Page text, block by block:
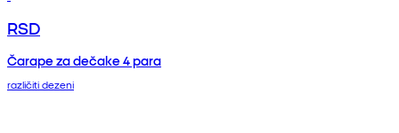
RSD
Čarape za dečake 4 para
različiti dezeni